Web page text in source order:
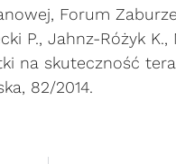
Forum
P., Jahnz-Różyk K.,
na skuteczność
82/2014.